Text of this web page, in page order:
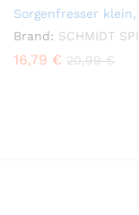
Sorgenfresser
Brand: SCHMIDT
16,79 € 20,99€